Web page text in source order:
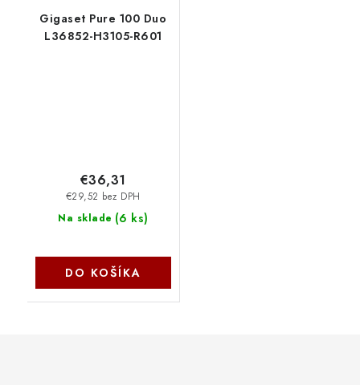
Gigaset Pure 100 Duo
L36852-H3105-R601
Na sklade (6 ks)
€29,52 bez DPH
€36,31
DO KOŠÍKA